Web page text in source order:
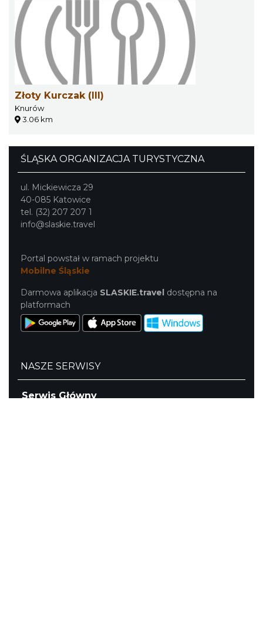
Złoty Kurczak (III)
Knurów
3.06 km
ŚLĄSKA ORGANIZACJA TURYSTYCZNA
ul. Mickiewicza 29
40-085 Katowice
tel. (32) 207 207 1
info@slaskie.travel
Portal powstał w ramach projektu
Mobilne Śląskie
Darmowa aplikacja SLASKIE.travel dostępna na
platformach
NASZE SERWISY
Serwis Główny